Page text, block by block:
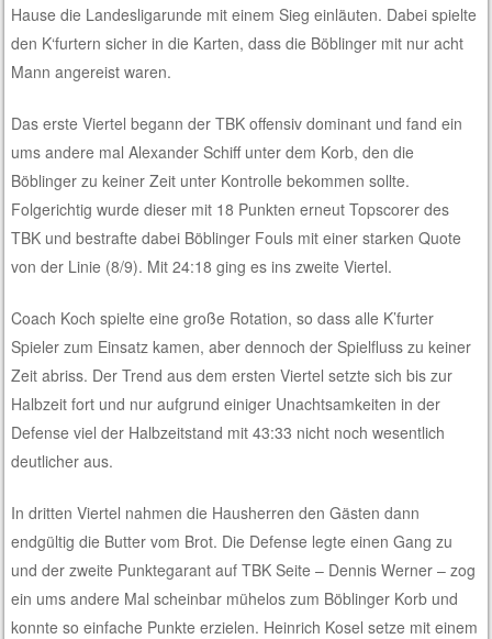
Hause die Landesligarunde mit einem Sieg einläuten. Dabei spielte
den K‘furtern sicher in die Karten, dass die Böblinger mit nur acht
Mann angereist waren.
Das erste Viertel begann der TBK offensiv dominant und fand ein
ums andere mal Alexander Schiff unter dem Korb, den die
Böblinger zu keiner Zeit unter Kontrolle bekommen sollte.
Folgerichtig wurde dieser mit 18 Punkten erneut Topscorer des
TBK und bestrafte dabei Böblinger Fouls mit einer starken Quote
von der Linie (8/9). Mit 24:18 ging es ins zweite Viertel.
Coach Koch spielte eine große Rotation, so dass alle K’furter
Spieler zum Einsatz kamen, aber dennoch der Spielfluss zu keiner
Zeit abriss. Der Trend aus dem ersten Viertel setzte sich bis zur
Halbzeit fort und nur aufgrund einiger Unachtsamkeiten in der
Defense viel der Halbzeitstand mit 43:33 nicht noch wesentlich
deutlicher aus.
In dritten Viertel nahmen die Hausherren den Gästen dann
endgültig die Butter vom Brot. Die Defense legte einen Gang zu
und der zweite Punktegarant auf TBK Seite – Dennis Werner – zog
ein ums andere Mal scheinbar mühelos zum Böblinger Korb und
konnte so einfache Punkte erzielen. Heinrich Kosel setze mit einem